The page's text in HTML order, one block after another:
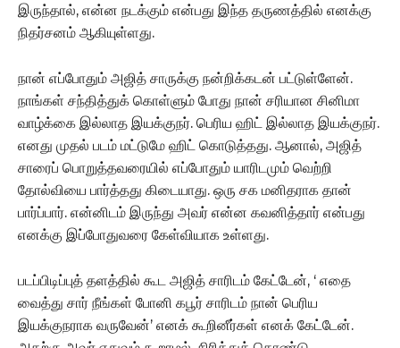
இருந்தால், என்ன நடக்கும் என்பது இந்த தருணத்தில் எனக்கு
நிதர்சனம் ஆகியுள்ளது.
நான் எப்போதும் அஜித் சாருக்கு நன்றிக்கடன் பட்டுள்ளேன்.
நாங்கள் சந்தித்துக் கொள்ளும் போது நான் சரியான சினிமா
வாழ்க்கை இல்லாத இயக்குநர். பெரிய ஹிட் இல்லாத இயக்குநர்.
எனது முதல் படம் மட்டுமே ஹிட் கொடுத்தது. ஆனால், அஜித்
சாரைப் பொறுத்தவரையில் எப்போதும் யாரிடமும் வெற்றி
தோல்வியை பார்த்தது கிடையாது. ஒரு சக மனிதராக தான்
பார்ப்பார். என்னிடம் இருந்து அவர் என்ன கவனித்தார் என்பது
எனக்கு இப்போதுவரை கேள்வியாக உள்ளது.
படப்பிடிப்புத் தளத்தில் கூட அஜித் சாரிடம் கேட்டேன், ‘ எதை
வைத்து சார் நீங்கள் போனி கபூர் சாரிடம் நான் பெரிய
இயக்குநராக வருவேன்’ எனக் கூறினீர்கள் எனக் கேட்டேன்.